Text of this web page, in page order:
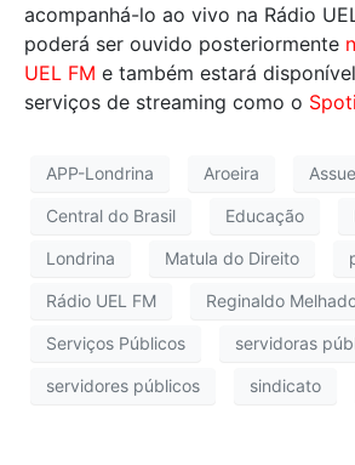
acompanhá-lo ao vivo na Rádio
poderá ser ouvido posteriormente
UEL FM e também estará
serviços de streaming como o
APP-Londrina Aroeira
Central do Brasil Educação
Londrina Matula do Direito
Rádio UEL FM Reginaldo
Serviços Públicos servidoras
servidores públicos sindicato